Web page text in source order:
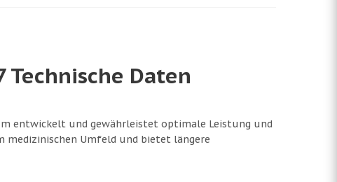
Technische Daten
entwickelt und gewährleistet optimale Leistung und
medizinischen Umfeld und bietet längere